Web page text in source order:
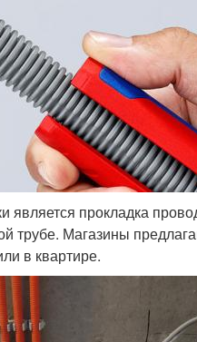
прокладка
трубе. Магазины
в квартире.